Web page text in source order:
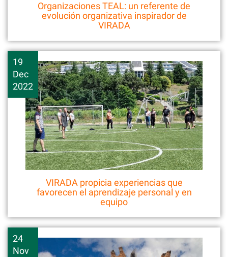
Organizaciones TEAL: un referente de
evolución organizativa inspirador de
VIRADA
19
Dec
2022
VIRADA propicia experiencias que
favorecen el aprendizaje personal y en
equipo
24
Nov